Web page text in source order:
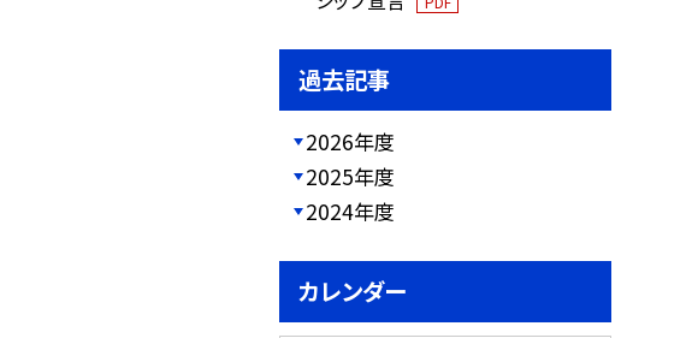
過去記事
2026年度
2025年度
2024年度
カレンダー